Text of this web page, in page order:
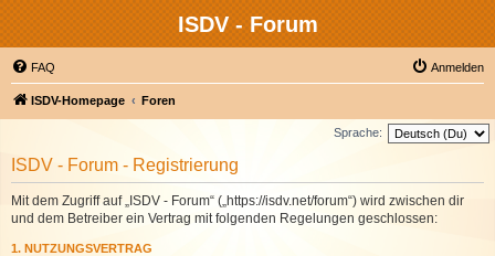
ISDV - Forum
FAQ Anmelden
ISDV-Homepage Foren
Sprache:
ISDV - Forum - Registrierung
Mit dem Zugriff auf „ISDV - Forum“ („https://isdv.net/forum“) wird zwischen dir
und dem Betreiber ein Vertrag mit folgenden Regelungen geschlossen:
1. NUTZUNGSVERTRAG